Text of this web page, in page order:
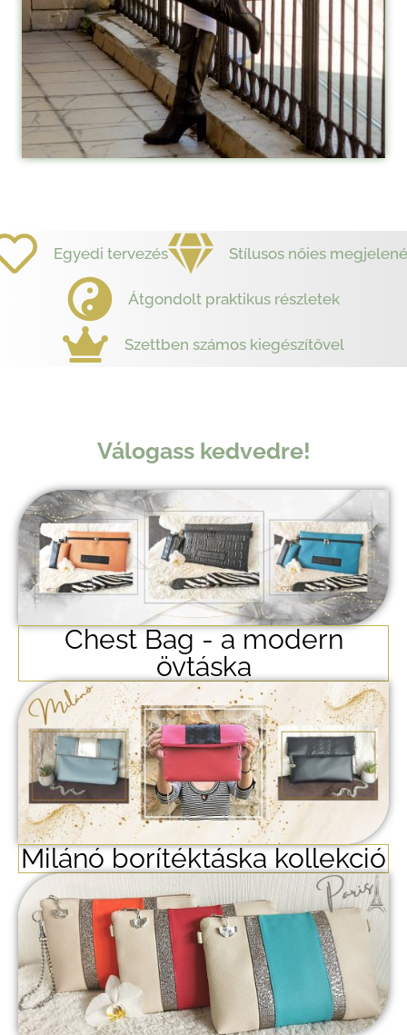
Egyedi tervezés Stílusos nőies
Átgondolt praktikus részletek
Szettben számos kiegészítővel
Válogass kedvedre!
Chest Bag - a modern
övtáska
Milánó borítéktáska kollekció